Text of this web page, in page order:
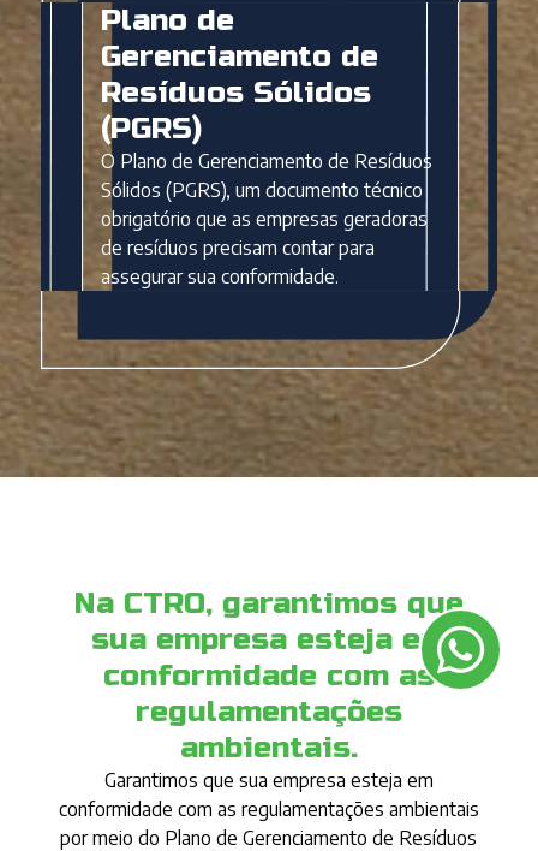
Plano de
Gerenciamento de
Resíduos Sólidos
(PGRS)
O Plano de Gerenciamento de Resíduos
Sólidos (PGRS), um documento técnico
obrigatório que as empresas geradoras
de resíduos precisam contar para
assegurar sua conformidade.
Na CTRO, garantimos que
sua empresa esteja em
conformidade com as
regulamentações
ambientais.
Garantimos que sua empresa esteja em
conformidade com as regulamentações ambientais
por meio do Plano de Gerenciamento de Resíduos